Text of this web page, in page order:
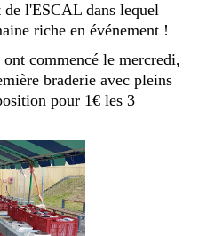
l'ESCAL dans lequel
riche en événement !
commencé le mercredi,
braderie avec pleins
pour 1€ les 3